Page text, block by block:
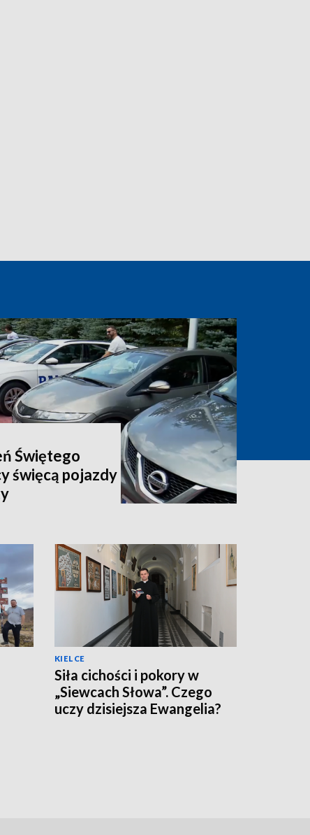
Świętego
święcą pojazdy
KIELCE
Siła cichości i pokory w
„Siewcach Słowa”. Czego
uczy dzisiejsza Ewangelia?